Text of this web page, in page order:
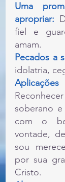
Uma
apropriar:
fiel e
amam.
Pecados a
idolatria,
soberano
com o
vontade,
sou
por sua
Cristo.